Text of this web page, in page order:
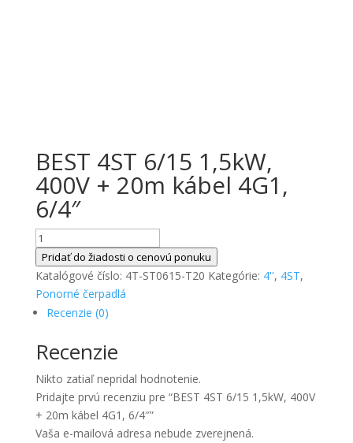
BEST 4ST 6/15 1,5kW,
400V + 20m kábel 4G1,
6/4″
množstvo
BEST
4ST
6/15
1,5kW,
+
20m
kábel
4G1,
6/4"
Pridať do žiadosti o cenovú ponuku
Katalógové číslo: 4T-ST0615-T20 Kategórie: 4'', 4ST,
Ponorné čerpadlá
Recenzie (0)
Recenzie
Nikto zatiaľ nepridal hodnotenie.
Pridajte prvú recenziu pre “BEST 4ST 6/15 1,5kW, 400V
+ 20m kábel 4G1, 6/4″”
Vaša e-mailová adresa nebude zverejnená.